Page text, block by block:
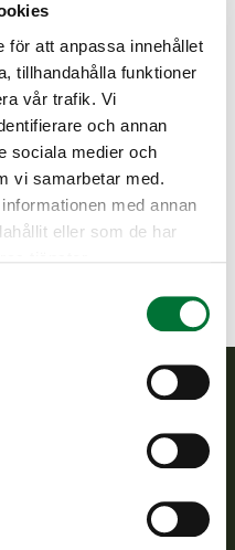
för att anpassa innehållet
tillhandahålla funktioner
vår trafik. Vi
och annan
sociala medier och
vi samarbetar med.
med annan
eller som de har
tai puh: 0400-
ser till att viltpolitiken
förvaltningsuppgifter